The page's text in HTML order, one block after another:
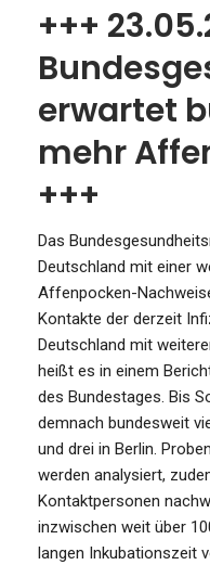
+++
erwartet
mehr
+++
Das
Deutschland mit einer
Affenpocken-
Kontakte der derzeit
Deutschland mit
heißt es in einem
des Bundestages. Bis
demnach bundesweit
und drei in Berlin.
werden analysiert,
Kontaktpersonen
inzwischen weit über
langen Inkubationszeit